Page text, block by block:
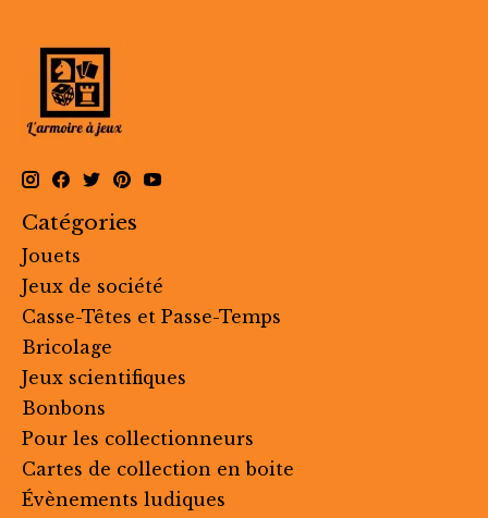
Catégories
Jouets
Jeux de société
Casse-Têtes et Passe-Temps
Bricolage
Jeux scientifiques
Bonbons
Pour les collectionneurs
Cartes de collection en boite
Évènements ludiques